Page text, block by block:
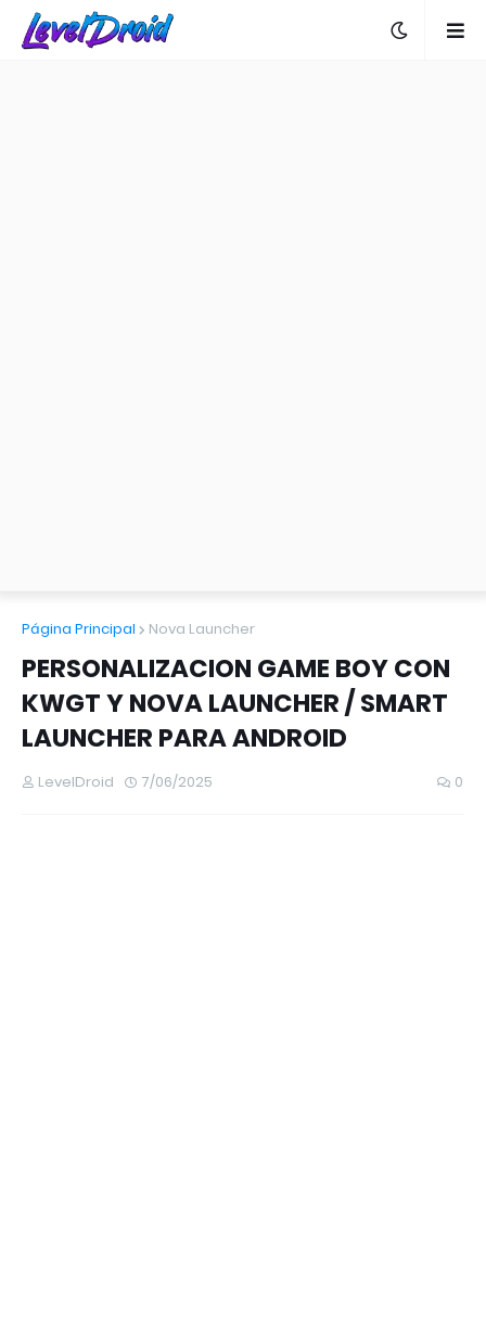
Página Principal Nova Launcher
PERSONALIZACION GAME BOY CON
KWGT Y NOVA LAUNCHER / SMART
LAUNCHER PARA ANDROID
LevelDroid 7/06/2025 0